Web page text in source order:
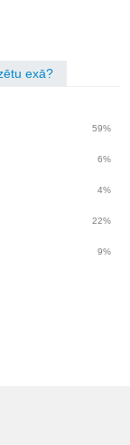
exā?
59%
6%
4%
22%
9%